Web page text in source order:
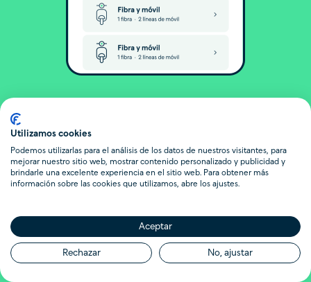
Utilizamos cookies
Podemos utilizarlas para el análisis de los datos de nuestros visitantes, para
mejorar nuestro sitio web, mostrar contenido personalizado y publicidad y
brindarle una excelente experiencia en el sitio web. Para obtener más
información sobre las cookies que utilizamos, abre los ajustes.
Aceptar
Rechazar No, ajustar